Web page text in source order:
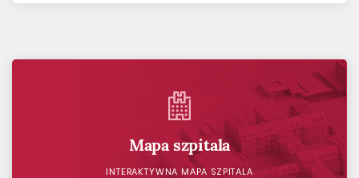
Mapa szpitala
INTERAKTYWNA MAPA SZPITALA